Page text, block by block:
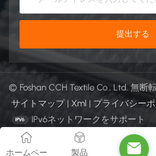
© Foshan CCH Textile Co., Ltd. 無断
サイトマップ | Xml | プライバシー
IPv6ネットワークをサポート
ホームペー 製品